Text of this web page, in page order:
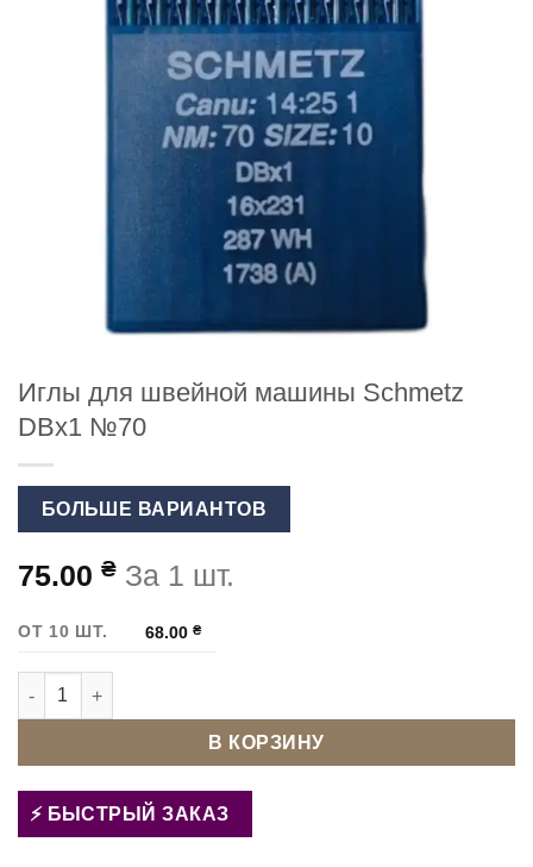
Иглы для швейной машины Schmetz
DBx1 №70
БОЛЬШЕ ВАРИАНТОВ
75.00 ₴ За 1 шт.
ОТ 10 ШТ. 68.00₴
Количество товара Иглы для швейной машины Schmetz
В КОРЗИНУ
БЫСТРЫЙ ЗАКАЗ